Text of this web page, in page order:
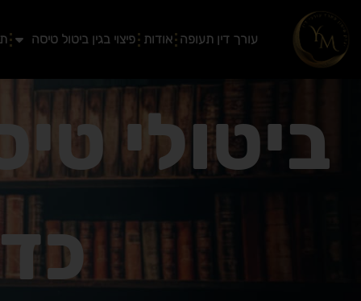
לתוכן
עורך דין תעופה אודות פיצוי בגין ביטול טיסה
ביטולי